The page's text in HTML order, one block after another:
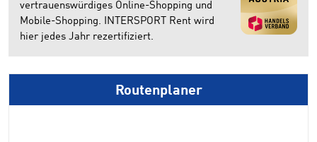
vertrauenswürdiges Online-Shopping und
Mobile-Shopping. INTERSPORT Rent wird
hier jedes Jahr rezertifiziert.
Routenplaner